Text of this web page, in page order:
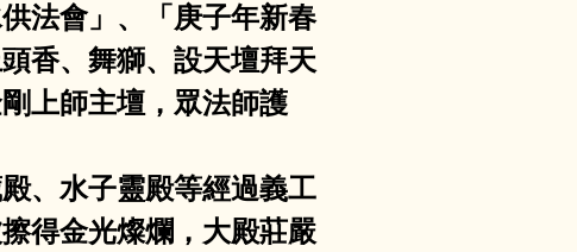
法會」、「庚子年新春
香、舞獅、設天壇拜天
上師主壇，眾法師護
、水子靈殿等經過義工
得金光燦爛，大殿莊嚴